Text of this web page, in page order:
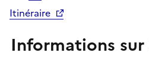
Itinéraire
Informations sur